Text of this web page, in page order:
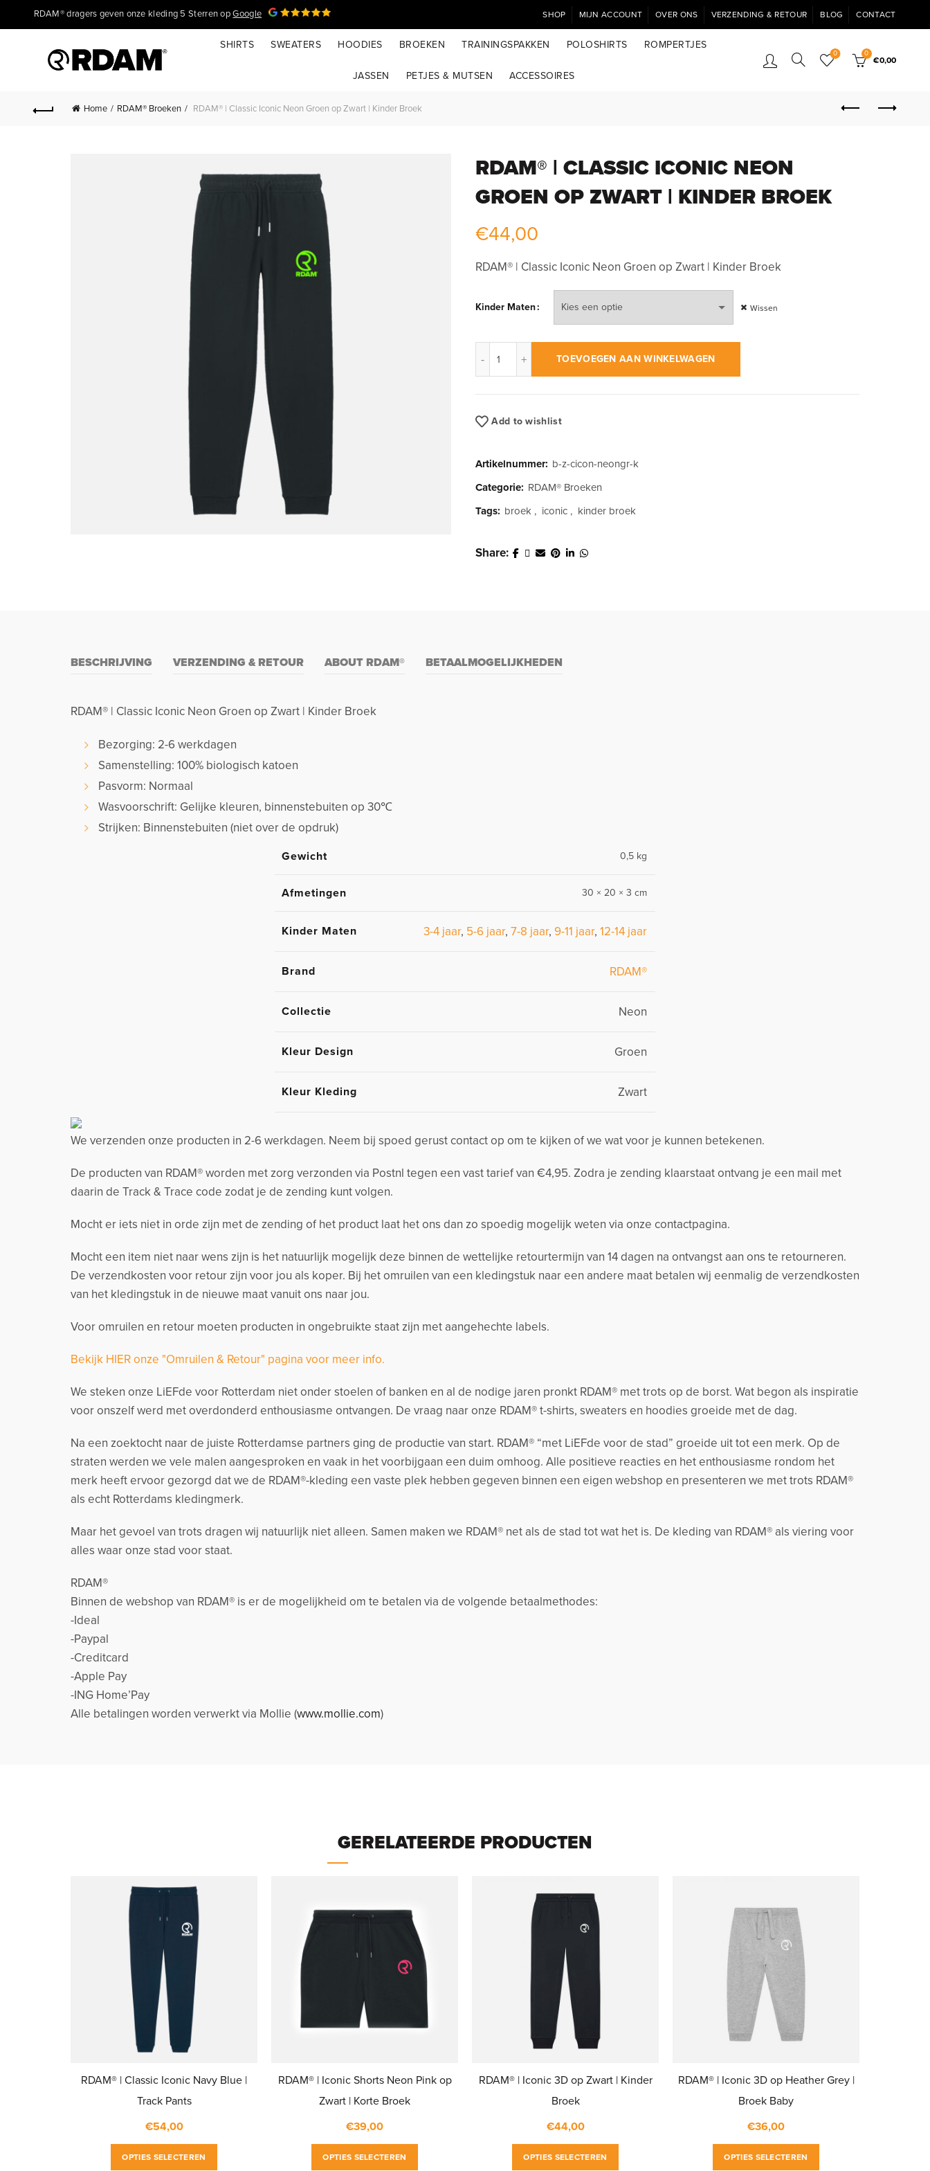
RDAM® dragers geven onze kleding 5 Sterren opGoogle SHOP MIJN ACCOUNT OVER ONS VERZENDING & RETOUR BLOG CONTACT
SHIRTS SWEATERS HOODIES BROEKEN TRAININGSPAKKEN POLOSHIRTS ROMPERTJES
JASSEN PETJES & MUTSEN ACCESSOIRES
0 0
€0,00
Home RDAM® Broeken RDAM® | Classic Iconic Neon Groen op Zwart | Kinder Broek
RDAM® | CLASSIC ICONIC NEON
GROEN OP ZWART | KINDER BROEK
€44,00
RDAM® | Classic Iconic Neon Groen op Zwart | Kinder Broek
Kinder Maten Wissen
TOEVOEGEN AAN WINKELWAGEN
Add to wishlist
Artikelnummer: b-z-cicon-neongr-k
Categorie: RDAM® Broeken
Tags: broek , iconic , kinder broek
Share
BESCHRIJVING VERZENDING & RETOUR ABOUT RDAM® BETAALMOGELIJKHEDEN
RDAM® | Classic Iconic Neon Groen op Zwart | Kinder Broek
Bezorging: 2-6 werkdagen
Samenstelling: 100% biologisch katoen
Pasvorm: Normaal
Wasvoorschrift: Gelijke kleuren, binnenstebuiten op 30℃
Strijken: Binnenstebuiten (niet over de opdruk)
Gewicht 0,5 kg
Afmetingen 30 × 20 × 3 cm
Kinder Maten 3-4 jaar, 5-6 jaar, 7-8 jaar, 9-11 jaar, 12-14 jaar
Brand RDAM®
Collectie Neon
Kleur Design Groen
Kleur Kleding Zwart
We verzenden onze producten in 2-6 werkdagen. Neem bij spoed gerust contact op om te kijken of we wat voor je kunnen betekenen.
De producten van RDAM® worden met zorg verzonden via Postnl tegen een vast tarief van €4,95. Zodra je zending klaarstaat ontvang je een mail met
daarin de Track & Trace code zodat je de zending kunt volgen.
Mocht er iets niet in orde zijn met de zending of het product laat het ons dan zo spoedig mogelijk weten via onze contactpagina.
Mocht een item niet naar wens zijn is het natuurlijk mogelijk deze binnen de wettelijke retourtermijn van 14 dagen na ontvangst aan ons te retourneren.
De verzendkosten voor retour zijn voor jou als koper. Bij het omruilen van een kledingstuk naar een andere maat betalen wij eenmalig de verzendkosten
van het kledingstuk in de nieuwe maat vanuit ons naar jou.
Voor omruilen en retour moeten producten in ongebruikte staat zijn met aangehechte labels.
Bekijk HIER onze "Omruilen & Retour" pagina voor meer info.
We steken onze LiEFde voor Rotterdam niet onder stoelen of banken en al de nodige jaren pronkt RDAM® met trots op de borst. Wat begon als inspiratie
voor onszelf werd met overdonderd enthousiasme ontvangen. De vraag naar onze RDAM® t-shirts, sweaters en hoodies groeide met de dag.
Na een zoektocht naar de juiste Rotterdamse partners ging de productie van start. RDAM® “met LiEFde voor de stad” groeide uit tot een merk. Op de
straten werden we vele malen aangesproken en vaak in het voorbijgaan een duim omhoog. Alle positieve reacties en het enthousiasme rondom het
merk heeft ervoor gezorgd dat we de RDAM®-kleding een vaste plek hebben gegeven binnen een eigen webshop en presenteren we met trots RDAM®
als echt Rotterdams kledingmerk.
Maar het gevoel van trots dragen wij natuurlijk niet alleen. Samen maken we RDAM® net als de stad tot wat het is. De kleding van RDAM® als viering voor
alles waar onze stad voor staat.
RDAM®
Binnen de webshop van RDAM® is er de mogelijkheid om te betalen via de volgende betaalmethodes:
-Ideal
-Paypal
-Creditcard
-Apple Pay
-ING Home’Pay
Alle betalingen worden verwerkt via Mollie (www.mollie.com)
GERELATEERDE PRODUCTEN
RDAM® | Classic Iconic Navy Blue |
Track Pants
€54,00
OPTIES SELECTEREN
RDAM® | Iconic Shorts Neon Pink op
Zwart | Korte Broek
€39,00
OPTIES SELECTEREN
RDAM® | Iconic 3D op Zwart | Kinder
Broek
€44,00
OPTIES SELECTEREN
RDAM® | Iconic 3D op Heather Grey |
Broek Baby
€36,00
OPTIES SELECTEREN